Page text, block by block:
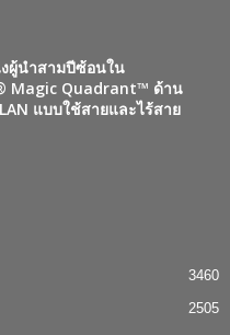
ผู้นำสามปีซ้อนใน
Magic Quadrant™ ด้าน
แบบใช้สายและไร้สาย
3460
2505